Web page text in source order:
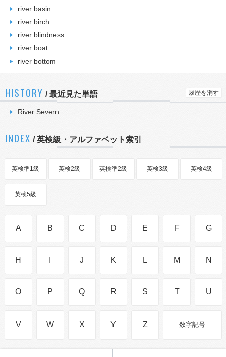
river basin
river birch
river blindness
river boat
river bottom
HISTORY /最近見た単語 履歴を消す
River Severn
INDEX / 英検級・アルファベット索引
英検準1級 英検2級 英検準2級 英検3級 英検4級
英検5級
A B C D E F G
H J K L M N
O P Q R S T U
V W X Y Z 数字記号